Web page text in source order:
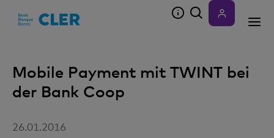
Mobile Payment mit TWINT bei
der Bank Coop
26.01.2016